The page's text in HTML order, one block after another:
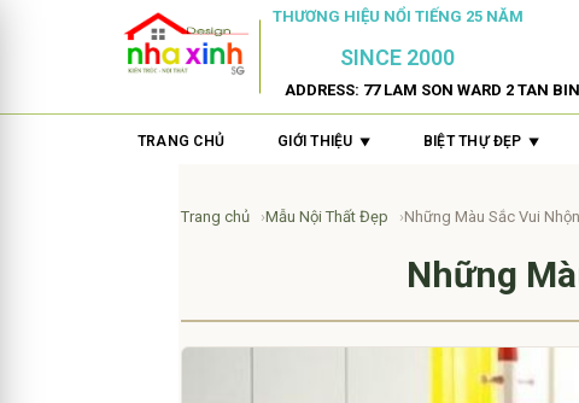
THƯƠNG HIỆU NỔI TIẾNG 25 NĂM
SINCE 2000
ADDRESS: 77 LAM SON WARD 2 TAN
TRANG CHỦ GIỚI THIỆU BIỆT THỰ ĐẸP
Trang chủ Mẫu Nội Thất Đẹp Những Màu Sắc Vui
Những